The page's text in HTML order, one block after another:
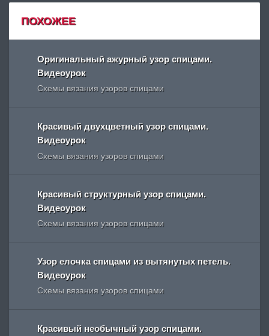
ПОХОЖЕЕ
Оригинальный ажурный узор спицами.
Видеоурок
Схемы вязания узоров спицами
Красивый двухцветный узор спицами.
Видеоурок
Схемы вязания узоров спицами
Красивый структурный узор спицами.
Видеоурок
Схемы вязания узоров спицами
Узор елочка спицами из вытянутых петель.
Видеоурок
Схемы вязания узоров спицами
Красивый необычный узор спицами.